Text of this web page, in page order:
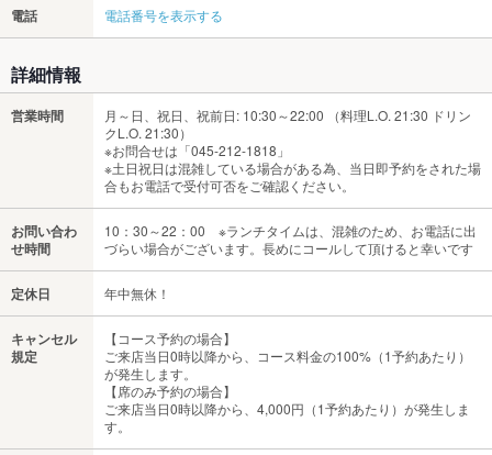
電話 電話番号を表示する
詳細情報
営業時間
月～日、祝日、祝前日: 10:30～22:00 （料理L.O. 21:30 ドリン
クL.O. 21:30）
※お問合せは「045-212-1818」
※土日祝日は混雑している場合がある為、当日即予約をされた場
合もお電話で受付可否をご確認ください。
お問い合わ
せ時間
10：30～22：00 ※ランチタイムは、混雑のため、お電話に出
づらい場合がございます。長めにコールして頂けると幸いです
定休日 年中無休！
キャンセル
規定
【コース予約の場合】
ご来店当日0時以降から、コース料金の100%（1予約あたり）
が発生します。
【席のみ予約の場合】
ご来店当日0時以降から、4,000円（1予約あたり）が発生しま
す。